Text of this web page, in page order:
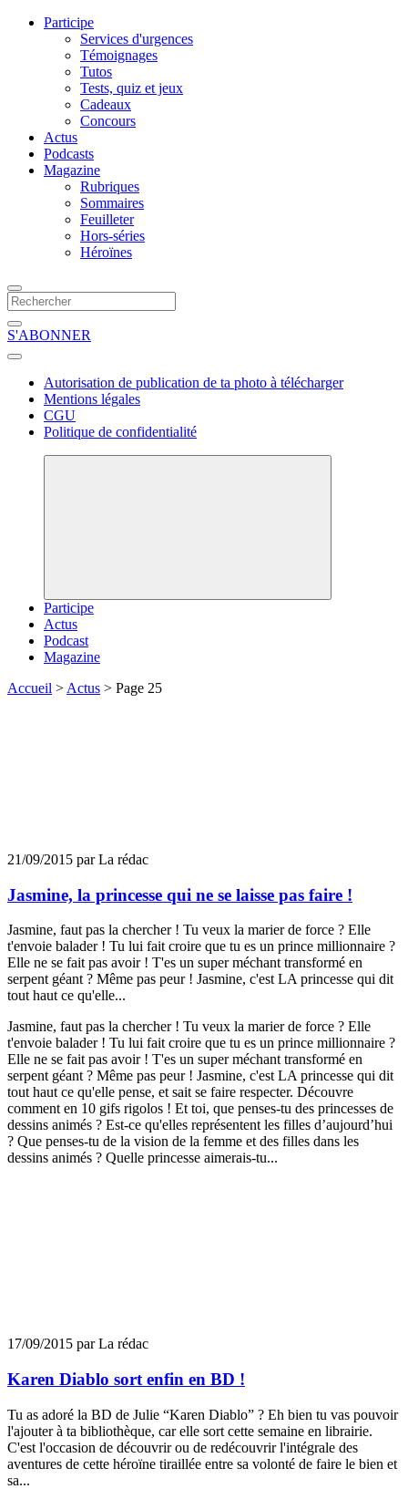
Participe
Services d'urgences
Témoignages
Tutos
Tests, quiz et jeux
Cadeaux
Concours
Actus
Podcasts
Magazine
Rubriques
Sommaires
Feuilleter
Hors-séries
Héroïnes
S'ABONNER
Autorisation de publication de ta photo à télécharger
Mentions légales
CGU
Politique de confidentialité
Participe
Actus
Podcast
Magazine
Accueil > Actus > Page 25
21/09/2015 par La rédac
Jasmine, la princesse qui ne se laisse pas faire !
Jasmine, faut pas la chercher ! Tu veux la marier de force ? Elle
t'envoie balader ! Tu lui fait croire que tu es un prince millionnaire ?
Elle ne se fait pas avoir ! T'es un super méchant transformé en
serpent géant ? Même pas peur ! Jasmine, c'est LA princesse qui dit
tout haut ce qu'elle...
Jasmine, faut pas la chercher ! Tu veux la marier de force ? Elle
t'envoie balader ! Tu lui fait croire que tu es un prince millionnaire ?
Elle ne se fait pas avoir ! T'es un super méchant transformé en
serpent géant ? Même pas peur ! Jasmine, c'est LA princesse qui dit
tout haut ce qu'elle pense, et sait se faire respecter. Découvre
comment en 10 gifs rigolos ! Et toi, que penses-tu des princesses de
dessins animés ? Est-ce qu'elles représentent les filles d’aujourd’hui
? Que penses-tu de la vision de la femme et des filles dans les
dessins animés ? Quelle princesse aimerais-tu...
17/09/2015 par La rédac
Karen Diablo sort enfin en BD !
Tu as adoré la BD de Julie “Karen Diablo” ? Eh bien tu vas pouvoir
l'ajouter à ta bibliothèque, car elle sort cette semaine en librairie.
C'est l'occasion de découvrir ou de redécouvrir l'intégrale des
aventures de cette héroïne tiraillée entre sa volonté de faire le bien et
sa...